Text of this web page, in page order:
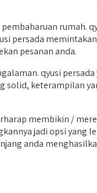
rumah.
persada
pesanan anda.
qyusi
keterampilan
membikin /
jadi opsi yang
anda